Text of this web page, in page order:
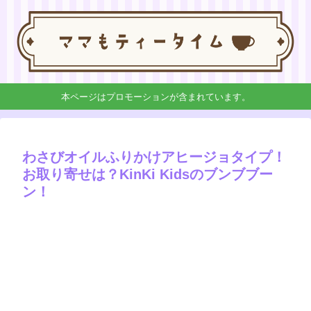
本ページはプロモーションが含まれています。
わさびオイルふりかけアヒージョタイプ！
お取り寄せは？KinKi Kidsのブンブブー
ン！